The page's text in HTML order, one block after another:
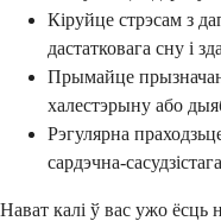
Кіруйце стрэсам з
дастатковага сну і
Прымайце
халестэрыну або
Рэгулярна
сардэчна-
Нават калі ў вас ужо ёсць